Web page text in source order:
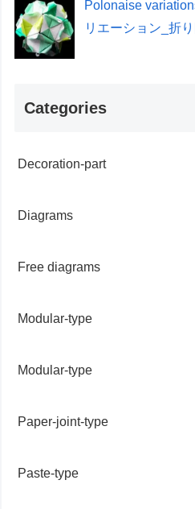
Polonaise
リエーション_折り
Categories
Decoration-part
Diagrams
Free diagrams
Modular-type
Modular-type
Paper-joint-type
Paste-type